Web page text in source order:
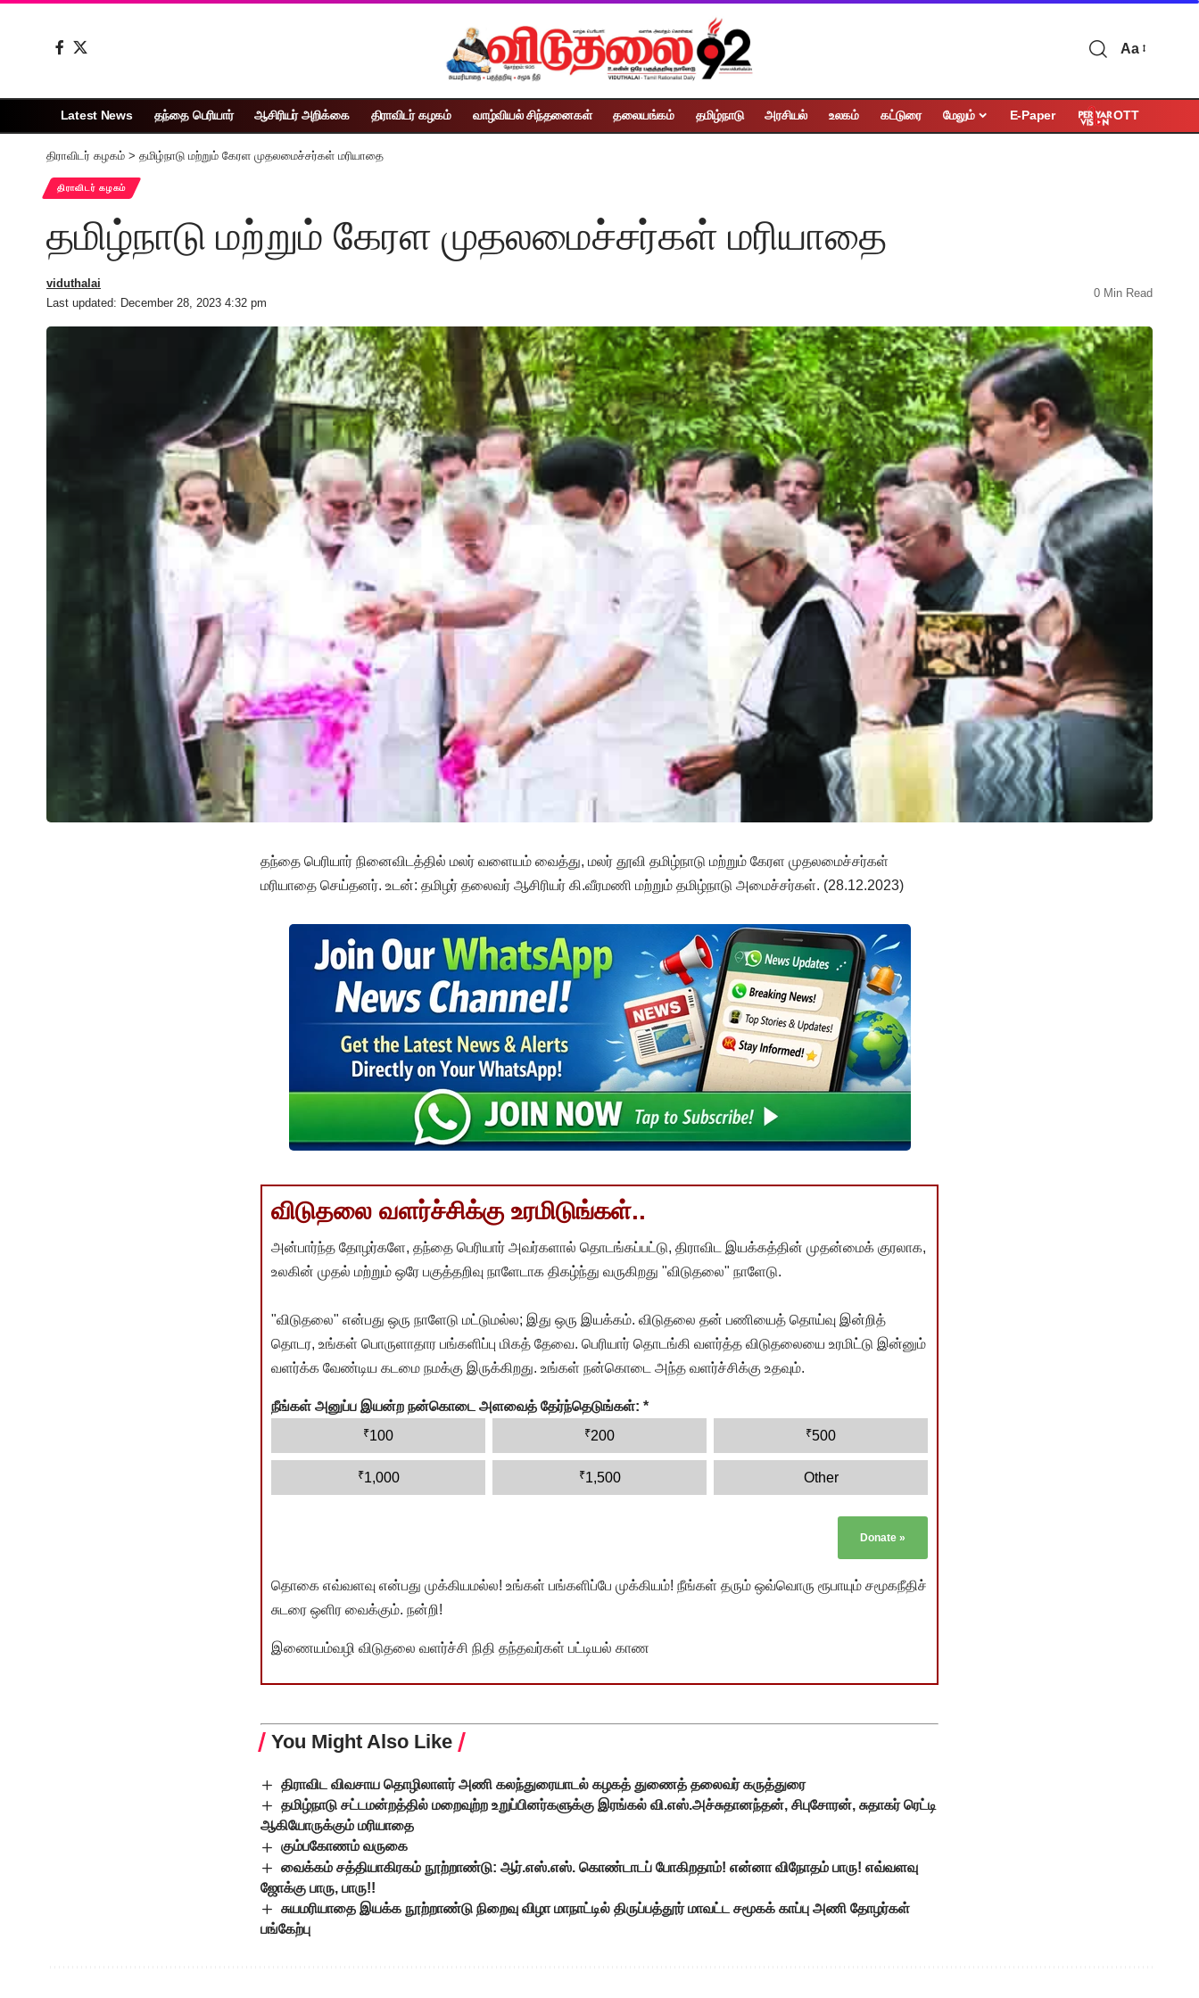
Aa
Latest News தந்தை பெரியார் ஆசிரியர் அறிக்கை திராவிடர் கழகம் வாழ்வியல் சிந்தனைகள் தலையங்கம் தமிழ்நாடு அரசியல் உலகம் கட்டுரை மேலும் E-Paper OTT
திராவிடர் கழகம் > தமிழ்நாடு மற்றும் கேரள முதலமைச்சர்கள் மரியாதை
திராவிடர் கழகம்
தமிழ்நாடு மற்றும் கேரள முதலமைச்சர்கள் மரியாதை
Last updated: December 28, 2023 4:32 pm
viduthalai
0 Min Read
தந்தை பெரியார் நினைவிடத்தில் மலர் வளையம் வைத்து, மலர் தூவி தமிழ்நாடு மற்றும் கேரள முதலமைச்சர்கள்
மரியாதை செய்தனர். உடன்: தமிழர் தலைவர் ஆசிரியர் கி.வீரமணி மற்றும் தமிழ்நாடு அமைச்சர்கள். (28.12.2023)
விடுதலை வளர்ச்சிக்கு உரமிடுங்கள்..
அன்பார்ந்த தோழர்களே, தந்தை பெரியார் அவர்களால் தொடங்கப்பட்டு, திராவிட இயக்கத்தின் முதன்மைக் குரலாக,
உலகின் முதல் மற்றும் ஒரே பகுத்தறிவு நாளேடாக திகழ்ந்து வருகிறது "விடுதலை" நாளேடு.
"விடுதலை" என்பது ஒரு நாளேடு மட்டுமல்ல; இது ஒரு இயக்கம். விடுதலை தன் பணியைத் தொய்வு இன்றித்
தொடர, உங்கள் பொருளாதார பங்களிப்பு மிகத் தேவை. பெரியார் தொடங்கி வளர்த்த விடுதலையை உரமிட்டு இன்னும்
வளர்க்க வேண்டிய கடமை நமக்கு இருக்கிறது. உங்கள் நன்கொடை அந்த வளர்ச்சிக்கு உதவும்.
நீங்கள் அனுப்ப இயன்ற நன்கொடை அளவைத் தேர்ந்தெடுங்கள்: *
₹100 ₹200 ₹500
₹1,000 ₹1,500 Other
Donate »
தொகை எவ்வளவு என்பது முக்கியமல்ல! உங்கள் பங்களிப்பே முக்கியம்! நீங்கள் தரும் ஒவ்வொரு ரூபாயும் சமூகநீதிச்
சுடரை ஒளிர வைக்கும். நன்றி!
இணையம்வழி விடுதலை வளர்ச்சி நிதி தந்தவர்கள் பட்டியல் காண
You Might Also Like
திராவிட விவசாய தொழிலாளர் அணி கலந்துரையாடல் கழகத் துணைத் தலைவர் கருத்துரை
தமிழ்நாடு சட்டமன்றத்தில் மறைவுற்ற உறுப்பினர்களுக்கு இரங்கல் வி.எஸ்.அச்சுதானந்தன், சிபுசோரன், சுதாகர் ரெட்டி
ஆகியோருக்கும் மரியாதை
கும்பகோணம் வருகை
வைக்கம் சத்தியாகிரகம் நூற்றாண்டு: ஆர்.எஸ்.எஸ். கொண்டாடப் போகிறதாம்! என்னா விநோதம் பாரு! எவ்வளவு
ஜோக்கு பாரு, பாரு!!
சுயமரியாதை இயக்க நூற்றாண்டு நிறைவு விழா மாநாட்டில் திருப்பத்தூர் மாவட்ட சமூகக் காப்பு அணி தோழர்கள்
பங்கேற்பு